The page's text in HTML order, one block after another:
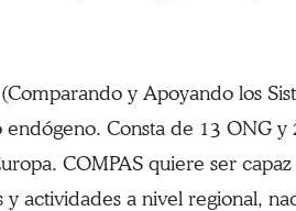
y Apoyando los
endógeno. Consta de 13 ONG
COMPAS quiere ser
actividades a nivel regional,